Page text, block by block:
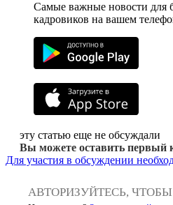
Самые важные новости для
кадровиков на вашем
эту статью еще не обсуждали
Вы можете оставить первый
Для участия в обсуждении
АВТОРИЗУЙТЕСЬ,